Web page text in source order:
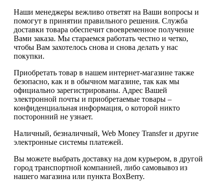
Наши менеджеры вежливо ответят на Ваши вопросы и
помогут в принятии правильного решения. Служба
доставки товара обеспечит своевременное получение
Вами заказа. Мы стараемся работать честно и четко,
чтобы Вам захотелось снова и снова делать у нас
покупки.
Приобретать товар в нашем интернет-магазине также
безопасно, как и в обычном магазине, так как мы
официально зарегистрированы. Адрес Вашей
электронной почты и приобретаемые товары –
конфиденциальная информация, о которой никто
посторонний не узнает.
Наличный, безналичный, Web Money Transfer и другие
электронные системы платежей.
Вы можете выбрать доставку на дом курьером, в другой
город транспортной компанией, либо самовывоз из
нашего магазина или пункта BoxBerry.